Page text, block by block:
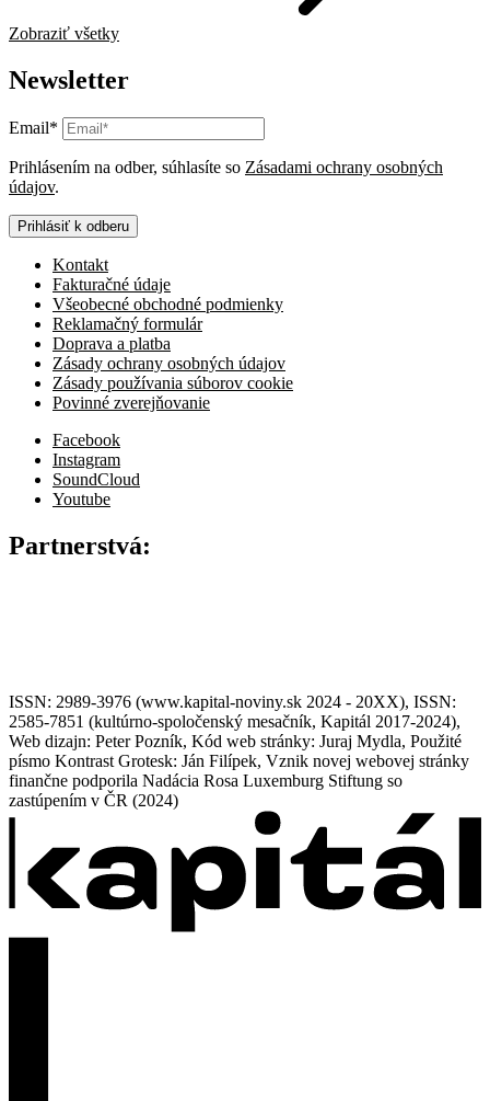
Zobraziť všetky
Newsletter
Email*
Prihlásením na odber, súhlasíte so Zásadami ochrany osobných
údajov.
Prihlásiť k odberu
Kontakt
Fakturačné údaje
Všeobecné obchodné podmienky
Reklamačný formulár
Doprava a platba
Zásady ochrany osobných údajov
Zásady používania súborov cookie
Povinné zverejňovanie
Facebook
Instagram
SoundCloud
Youtube
Partnerstvá:
ISSN: 2989-3976 (www.kapital-noviny.sk 2024 - 20XX), ISSN:
2585-7851 (kultúrno-spoločenský mesačník, Kapitál 2017-2024),
Web dizajn: Peter Pozník, Kód web stránky: Juraj Mydla, Použité
písmo Kontrast Grotesk: Ján Filípek, Vznik novej webovej stránky
finančne podporila Nadácia Rosa Luxemburg Stiftung so
zastúpením v ČR (2024)